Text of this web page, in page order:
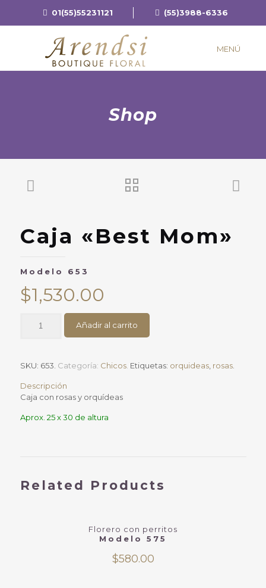
01(55)55231121 (55)3988-6336
MENÚ
Shop
Caja «Best Mom»
Modelo 653
$1,530.00
"Best
Mom"Modelo
cantidad
Añadir al carrito
SKU: 653 Categoría: Chicos. Etiquetas: orquideas, rosas.
Descripción
Caja con rosas y orquídeas
Aprox. 25 x 30 de altura
Related Products
Florero con perritos
Modelo 575
$580.00